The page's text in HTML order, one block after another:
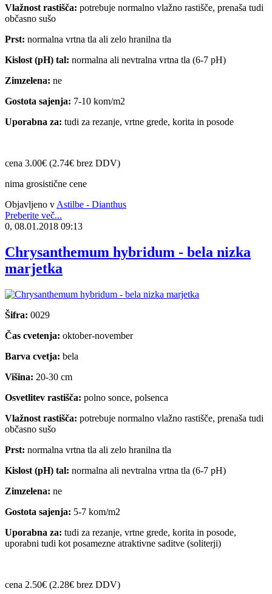
Vlažnost rastišča: potrebuje normalno vlažno rastišče, prenaša tudi
občasno sušo
Prst: normalna vrtna tla ali zelo hranilna tla
Kislost (pH) tal: normalna ali nevtralna vrtna tla (6-7 pH)
Zimzelena: ne
Gostota sajenja: 7-10 kom/m2
Uporabna za: tudi za rezanje, vrtne grede, korita in posode
cena 3.00€ (2.74€ brez DDV)
nima grosistične cene
Objavljeno v Astilbe - Dianthus
Preberite več...
0, 08.01.2018 09:13
Chrysanthemum hybridum - bela nizka
marjetka
Šifra: 0029
Čas cvetenja: oktober-november
Barva cvetja: bela
Višina: 20-30 cm
Osvetlitev rastišča: polno sonce, polsenca
Vlažnost rastišča: potrebuje normalno vlažno rastišče, prenaša tudi
občasno sušo
Prst: normalna vrtna tla ali zelo hranilna tla
Kislost (pH) tal: normalna ali nevtralna vrtna tla (6-7 pH)
Zimzelena: ne
Gostota sajenja: 5-7 kom/m2
Uporabna za: tudi za rezanje, vrtne grede, korita in posode,
uporabni tudi kot posamezne atraktivne saditve (soliterji)
cena 2.50€ (2.28€ brez DDV)